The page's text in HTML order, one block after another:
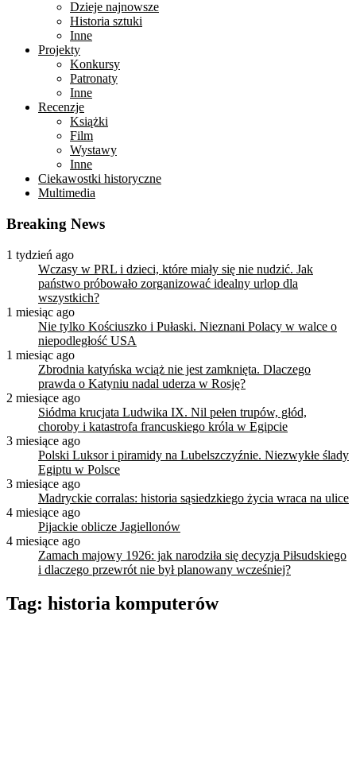
Dzieje najnowsze
Historia sztuki
Inne
Projekty
Konkursy
Patronaty
Inne
Recenzje
Książki
Film
Wystawy
Inne
Ciekawostki historyczne
Multimedia
Breaking News
1 tydzień ago
Wczasy w PRL i dzieci, które miały się nie nudzić. Jak
państwo próbowało zorganizować idealny urlop dla
wszystkich?
1 miesiąc ago
Nie tylko Kościuszko i Pułaski. Nieznani Polacy w walce o
niepodległość USA
1 miesiąc ago
Zbrodnia katyńska wciąż nie jest zamknięta. Dlaczego
prawda o Katyniu nadal uderza w Rosję?
2 miesiące ago
Siódma krucjata Ludwika IX. Nil pełen trupów, głód,
choroby i katastrofa francuskiego króla w Egipcie
3 miesiące ago
Polski Luksor i piramidy na Lubelszczyźnie. Niezwykłe ślady
Egiptu w Polsce
3 miesiące ago
Madryckie corralas: historia sąsiedzkiego życia wraca na ulice
4 miesiące ago
Pijackie oblicze Jagiellonów
4 miesiące ago
Zamach majowy 1926: jak narodziła się decyzja Piłsudskiego
i dlaczego przewrót nie był planowany wcześniej?
Tag: historia komputerów